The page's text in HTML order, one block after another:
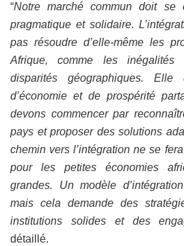
“Notre marché commun doit se
pragmatique et solidaire.
pas résoudre d’elle-même les
Afrique, comme les inégalités
disparités géographiques.
d’économie et de prospérité
devons commencer par
pays et proposer des solutions
chemin vers l’intégration ne se
pour les petites économies
grandes. Un modèle
mais cela demande des
institutions solides et des
détaillé.